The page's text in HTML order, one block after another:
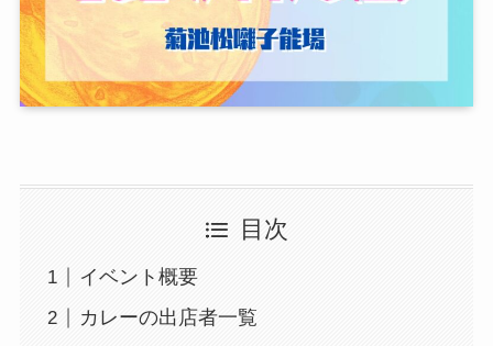
目次
イベント概要
カレーの出店者一覧